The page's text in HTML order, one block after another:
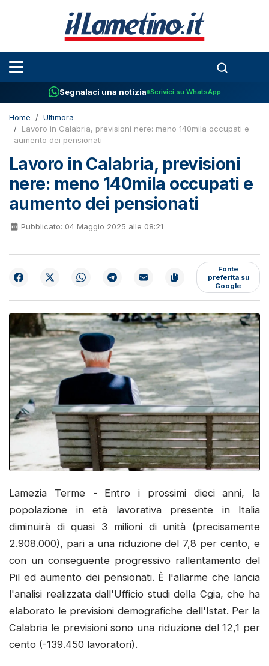
Segnalaci una notizia Scrivici su WhatsApp
Home
Ultimora
Lavoro in Calabria, previsioni nere: meno 140mila occupati e
aumento dei pensionati
Lavoro in Calabria, previsioni
nere: meno 140mila occupati e
aumento dei pensionati
Pubblicato: 04 Maggio 2025 alle 08:21
Fonte
preferita su
Google
Lamezia Terme - Entro i prossimi dieci anni, la
popolazione in età lavorativa presente in Italia
diminuirà di quasi 3 milioni di unità (precisamente
2.908.000), pari a una riduzione del 7,8 per cento, e
con un conseguente progressivo rallentamento del
Pil ed aumento dei pensionati. È l'allarme che lancia
l'analisi realizzata dall'Ufficio studi della Cgia, che ha
elaborato le previsioni demografiche dell'Istat. Per la
Calabria le previsioni sono una riduzione del 12,1 per
cento (-139.450 lavoratori).